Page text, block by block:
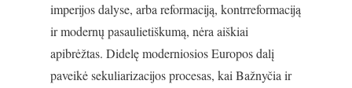
imperijos dalyse, arba reformaciją, kontrreformaciją
ir modernų pasaulietiškumą, nėra aiškiai
apibrėžtas. Didelę moderniosios Europos dalį
paveikė sekuliarizacijos procesas, kai Bažnyčia ir